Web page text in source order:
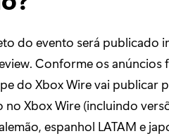
do evento será publicado
Conforme os anúncios
do Xbox Wire vai publicar
no Xbox Wire (incluindo
espanhol LATAM e